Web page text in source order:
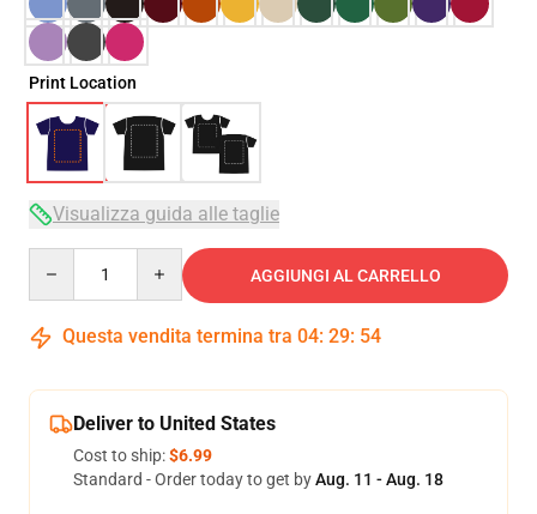
Print Location
Visualizza guida alle taglie
AGGIUNGI AL CARRELLO
Questa vendita termina tra 04: 29: 54
Deliver to United States
Cost to ship:$6.99
Standard - Order today to get byAug. 11 - Aug. 18